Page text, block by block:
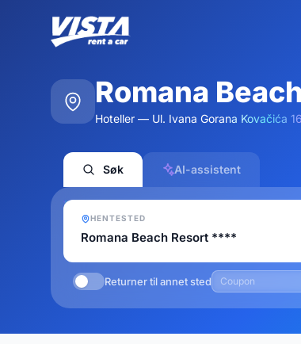
Romana
Hoteller — Ul. Ivana Gorana Kovačića 16
Søk AI-assistent
HENTESTED
Returner til annet sted